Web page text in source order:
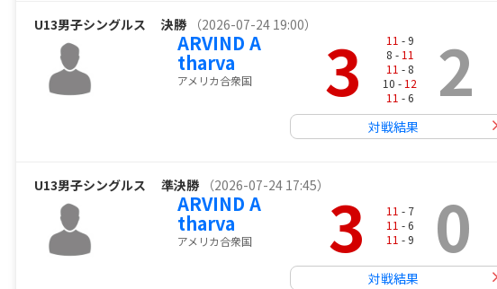
U13男子シングルス 決勝 （2026-07-24 19:00）
ARVIND A
tharva
アメリカ合衆国 3 11 - 9
8 - 11
11 - 8
10 - 12
11 - 6 2
対戦結果
U13男子シングルス 準決勝 （2026-07-24 17:45）
ARVIND A
tharva
アメリカ合衆国 3 11 - 7
11 - 6
11 - 9 0
対戦結果